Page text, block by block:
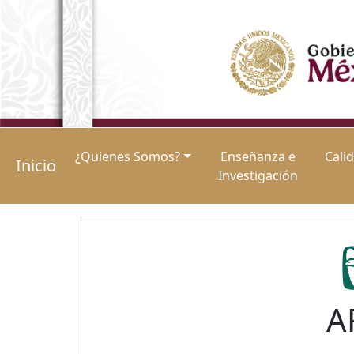
Inicio ¿Quienes Somos?
Enseñanza e
Investigación